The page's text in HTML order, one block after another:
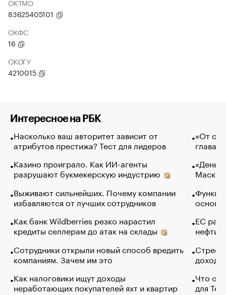
ОКТМО
83625405101
ОКФС
16
ОКОГУ
4210015
Интересное на РБК
Насколько ваш авторитет зависит от
атрибутов престижа? Тест для лидеров
Казино проиграло. Как ИИ-агенты
разрушают букмекерскую индустрию
Выживают сильнейших. Почему компании
избавляются от лучших сотрудников
Как банк Wildberries резко нарастил
кредиты селлерам до атак на склады
Сотрудники открыли новый способ вредить
компаниям. Зачем им это
Как налоговики ищут доходы
неработающих покупателей яхт и квартир
«От
глава
Маск в
основ
ЕС
нефти
Что
для